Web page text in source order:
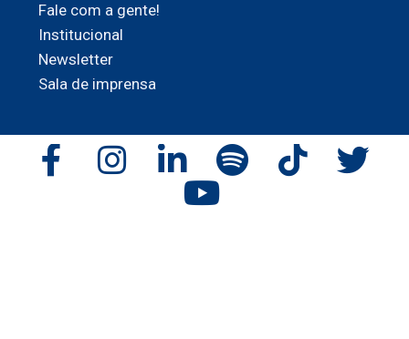
Fale com a gente!
Institucional
Newsletter
Sala de imprensa